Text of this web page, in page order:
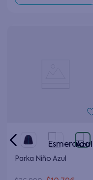
Parka Niño Azul